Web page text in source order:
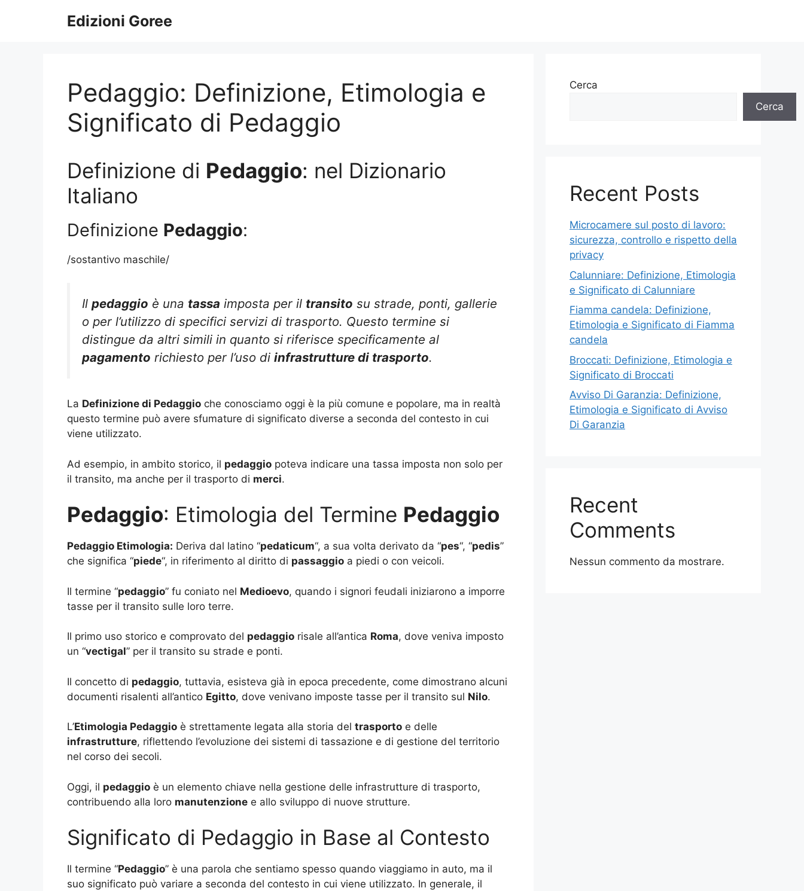
Edizioni Goree
Pedaggio: Definizione, Etimologia e
Significato di Pedaggio
Definizione di Pedaggio: nel Dizionario
Italiano
Definizione Pedaggio:
/sostantivo maschile/
Il pedaggio è una tassa imposta per il transito su strade, ponti, gallerie
o per l’utilizzo di specifici servizi di trasporto. Questo termine si
distingue da altri simili in quanto si riferisce specificamente al
pagamento richiesto per l’uso di infrastrutture di trasporto.
La Definizione di Pedaggio che conosciamo oggi è la più comune e popolare, ma in realtà
questo termine può avere sfumature di significato diverse a seconda del contesto in cui
viene utilizzato.
Ad esempio, in ambito storico, il pedaggio poteva indicare una tassa imposta non solo per
il transito, ma anche per il trasporto di merci.
Pedaggio: Etimologia del Termine Pedaggio
Pedaggio Etimologia: Deriva dal latino “pedaticum“, a sua volta derivato da “pes“, “pedis”
che significa “piede“, in riferimento al diritto di passaggio a piedi o con veicoli.
Il termine “pedaggio” fu coniato nel Medioevo, quando i signori feudali iniziarono a imporre
tasse per il transito sulle loro terre.
Il primo uso storico e comprovato del pedaggio risale all’antica Roma, dove veniva imposto
un “vectigal” per il transito su strade e ponti.
Il concetto di pedaggio, tuttavia, esisteva già in epoca precedente, come dimostrano alcuni
documenti risalenti all’antico Egitto, dove venivano imposte tasse per il transito sul Nilo.
L’Etimologia Pedaggio è strettamente legata alla storia del trasporto e delle
infrastrutture, riflettendo l’evoluzione dei sistemi di tassazione e di gestione del territorio
nel corso dei secoli.
Oggi, il pedaggio è un elemento chiave nella gestione delle infrastrutture di trasporto,
contribuendo alla loro manutenzione e allo sviluppo di nuove strutture.
Significato di Pedaggio in Base al Contesto
Il termine “Pedaggio” è una parola che sentiamo spesso quando viaggiamo in auto, ma il
suo significato può variare a seconda del contesto in cui viene utilizzato. In generale, il
Cerca
Cerca
Recent Posts
Microcamere sul posto di lavoro:
sicurezza, controllo e rispetto della
privacy
Calunniare: Definizione, Etimologia
e Significato di Calunniare
Fiamma candela: Definizione,
Etimologia e Significato di Fiamma
candela
Broccati: Definizione, Etimologia e
Significato di Broccati
Avviso Di Garanzia: Definizione,
Etimologia e Significato di Avviso
Di Garanzia
Recent
Comments
Nessun commento da mostrare.